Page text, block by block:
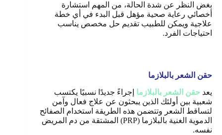
بغض النظر عن شدة الحالة، من المهم استشارة
أخصائي رعاية صحية مؤهل قبل البدء في أي خطة
علاجية ويمكن للطبيب تقديم حل مخصص يناسب
احتياجات الفرد.
حقن الشعر بالبلازما
يعد حقن الشعر بالبلازما إجراءً جديدًا نسبيًا يكتسب
شعبية بين أولئك الذين يبحثون عن علاج فعال وآمن
لتساقط الشعر وتتضمن هذه الطريقة استخدام الصفائح
الدموية الغنية بالبلازما (PRP) المشتقة من دم المريض
نفسه.